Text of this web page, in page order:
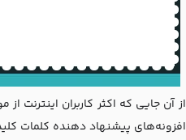
از آن جایی که اکثر کاربران
افزونه‌های پیشنهاد دهنده کلمات